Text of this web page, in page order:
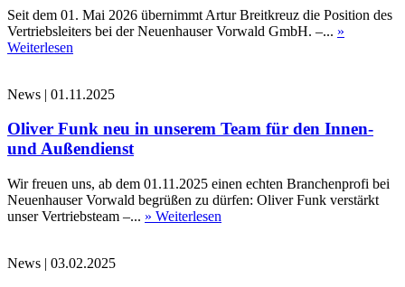
Seit dem 01. Mai 2026 übernimmt Artur Breitkreuz die Position des
Vertriebsleiters bei der Neuenhauser Vorwald GmbH. –... »
Weiterlesen
News | 01.11.2025
Oliver Funk neu in unserem Team für den Innen-
und Außendienst
Wir freuen uns, ab dem 01.11.2025 einen echten Branchenprofi bei
Neuenhauser Vorwald begrüßen zu dürfen: Oliver Funk verstärkt
unser Vertriebsteam –... » Weiterlesen
News | 03.02.2025